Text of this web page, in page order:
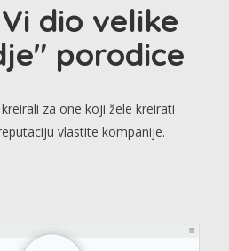
dio velike
porodice
za one koji žele kreirati
vlastite kompanije.